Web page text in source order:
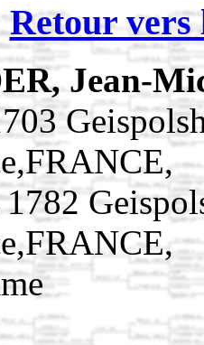
Retour vers
Jean-